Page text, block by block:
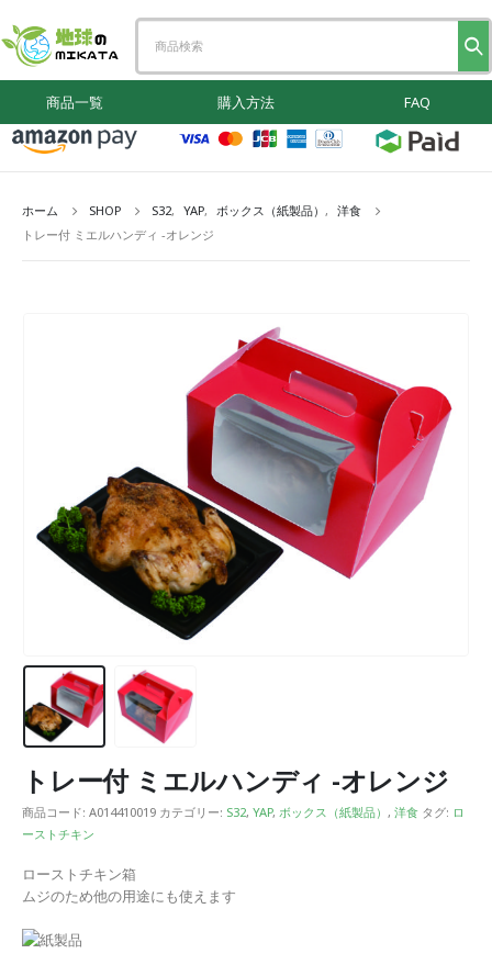
商品一覧 購入方法 FAQ
ホーム SHOP S32, YAP, ボックス（紙製品） , 洋食
トレー付 ミエルハンディ -オレンジ
トレー付 ミエルハンディ -オレンジ
商品コード: A014410019 カテゴリー: S32, YAP, ボックス（紙製品） , 洋食 タグ: ロ
ーストチキン
ローストチキン箱
ムジのため他の用途にも使えます